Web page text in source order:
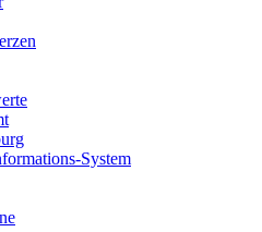
System